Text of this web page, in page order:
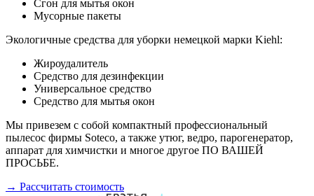
Сгон для мытья окон
Мусорные пакеты
Экологичные средства для уборки немецкой марки Kiehl:
Жироудалитель
Средство для дезинфекции
Универсальное средство
Средство для мытья окон
Мы привезем с собой компактный профессиональный
пылесос фирмы Soteco, а также утюг, ведро, парогенератор,
аппарат для химчистки и многое другое ПО ВАШЕЙ
ПРОСЬБЕ.
→ Рассчитать стоимость